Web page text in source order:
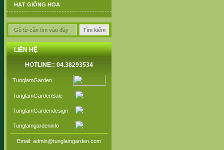
HẠT GIỐNG HOA
LIÊN HỆ
HOTLINE:: 04.38293534
TunglamGarden
TunglamGardenSale
TunglamGardendesign
Tunglamgardeninfo
Email: admin@tunglamgarden.com